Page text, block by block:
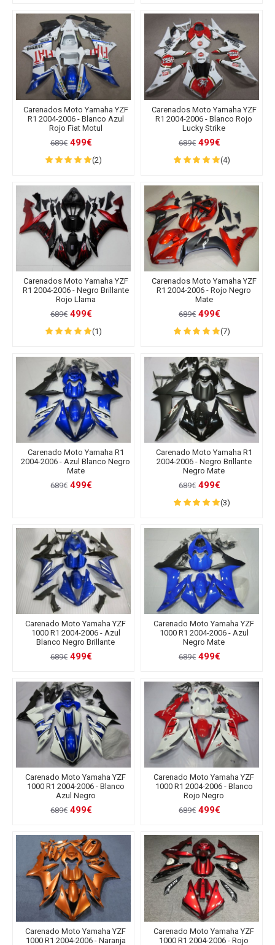
Carenados Moto Yamaha YZF
R1 2004-2006 - Blanco Azul
Rojo Fiat Motul
689€ 499€
(2)
Carenados Moto Yamaha YZF
R1 2004-2006 - Blanco Rojo
Lucky Strike
689€ 499€
(4)
Carenados Moto Yamaha YZF
R1 2004-2006 - Negro Brillante
Rojo Llama
689€ 499€
(1)
Carenados Moto Yamaha YZF
R1 2004-2006 - Rojo Negro
Mate
689€ 499€
(7)
Carenado Moto Yamaha R1
2004-2006 - Azul Blanco Negro
Mate
689€ 499€
Carenado Moto Yamaha R1
2004-2006 - Negro Brillante
Negro Mate
689€ 499€
(3)
Carenado Moto Yamaha YZF
1000 R1 2004-2006 - Azul
Blanco Negro Brillante
689€ 499€
Carenado Moto Yamaha YZF
1000 R1 2004-2006 - Azul
Negro Mate
689€ 499€
Carenado Moto Yamaha YZF
1000 R1 2004-2006 - Blanco
Azul Negro
689€ 499€
Carenado Moto Yamaha YZF
1000 R1 2004-2006 - Blanco
Rojo Negro
689€ 499€
Carenado Moto Yamaha YZF
1000 R1 2004-2006 - Naranja
Carenado Moto Yamaha YZF
1000 R1 2004-2006 - Rojo